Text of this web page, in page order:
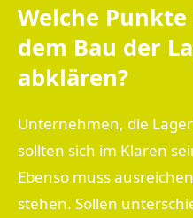
Welche
dem Bau der
abklären?
Unternehmen, die
sollten sich im Klaren
Ebenso muss
stehen. Sollen